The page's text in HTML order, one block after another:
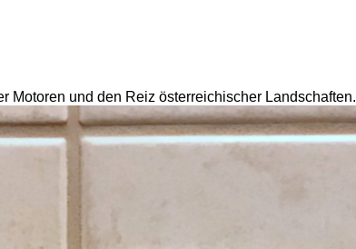
Motoren und den Reiz österreichischer Landschaften.